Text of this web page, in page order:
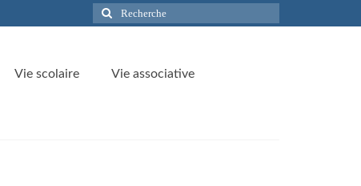
Rechercher
:
Vie scolaire Vie associative